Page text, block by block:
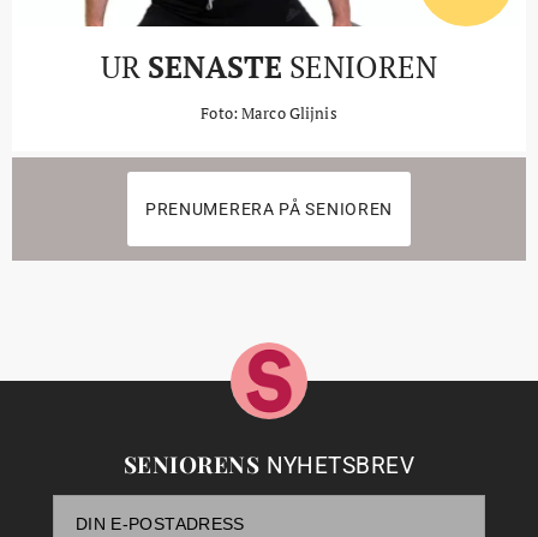
UR SENASTE SENIOREN
Foto: Marco Glijnis
PRENUMERERA PÅ SENIOREN
SENIORENS NYHETSBREV